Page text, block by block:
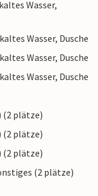
Wasser,
Wasser, Dusche
Wasser, Dusche
Wasser, Dusche
(2 plätze)
(2 plätze)
(2 plätze)
(2 plätze)